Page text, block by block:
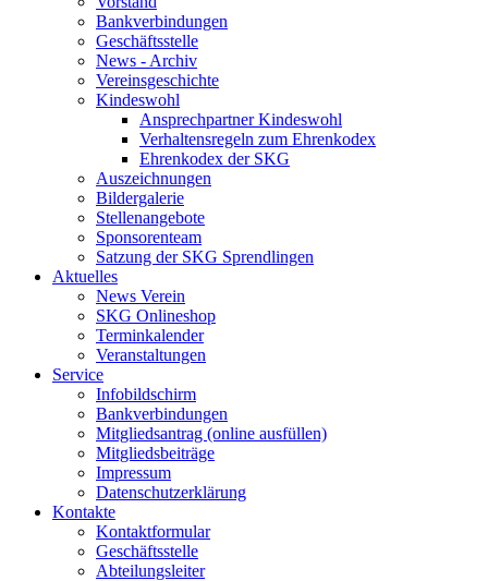
Bankverbindungen
Geschäftsstelle
News - Archiv
Vereinsgeschichte
Kindeswohl
Ansprechpartner Kindeswohl
Verhaltensregeln zum Ehrenkodex
Ehrenkodex der SKG
Auszeichnungen
Bildergalerie
Stellenangebote
Sponsorenteam
Satzung der SKG Sprendlingen
Aktuelles
News Verein
SKG Onlineshop
Terminkalender
Veranstaltungen
Service
Infobildschirm
Bankverbindungen
Mitgliedsantrag (online ausfüllen)
Mitgliedsbeiträge
Impressum
Datenschutzerklärung
Kontakte
Kontaktformular
Geschäftsstelle
Abteilungsleiter